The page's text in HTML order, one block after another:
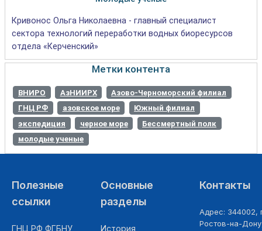
Кривонос Ольга Николаевна - главный специалист
сектора технологий переработки водных биоресурсов
отдела «Керченский»
Метки контента
ВНИРО АзНИИРХ
Азово-Черноморский филиал
ГНЦ РФ
азовское море
Южный филиал
экспедиция
черное море
Бессмертный полк
молодые ученые
Полезные
ссылки
ГНЦ РФ ФГБНУ
Основные
разделы
История
Контакты
Адрес: 344002,
Ростов-на-